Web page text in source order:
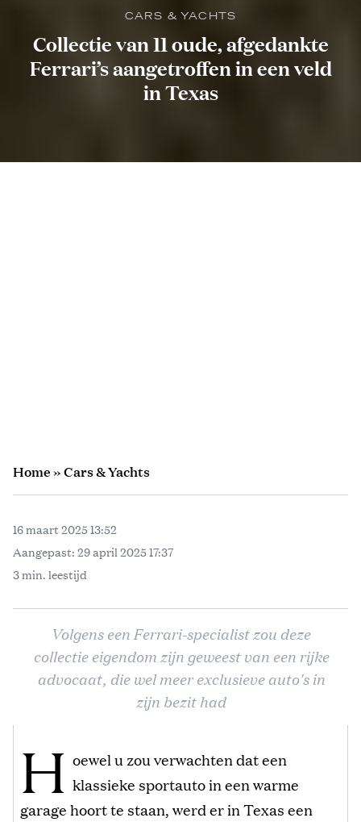
CARS & YACHTS
Collectie van 11 oude, afgedankte
Ferrari’s aangetroffen in een veld
in Texas
Home»Cars & Yachts
16 maart 2025 13:52
Aangepast: 29 april 2025 17:37
3 min. leestijd
Volgens een Ferrari-specialist zou deze
collectie eigendom zijn geweest van een rijke
advocaat, die wel meer exclusieve auto's in
zijn bezit had
H oewel u zou verwachten dat een
klassieke sportauto in een warme
garage hoort te staan, werd er in Texas een